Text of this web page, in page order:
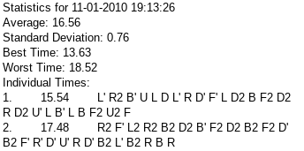
Statistics for 11-01-2010 19:13:26
Average: 16.56
Standard Deviation: 0.76
Best Time: 13.63
Worst Time: 18.52
Individual Times:
1. 15.54 L' R2 B' U L D L' R D' F' L D2 B F2 D2
R D2 U' L B' L B F2 U2 F
2. 17.48 R2 F' L2 R2 B2 D2 B' F2 D2 B2 F2 D'
B2 F' R' D' U' R D' B2 L' B2 R B R